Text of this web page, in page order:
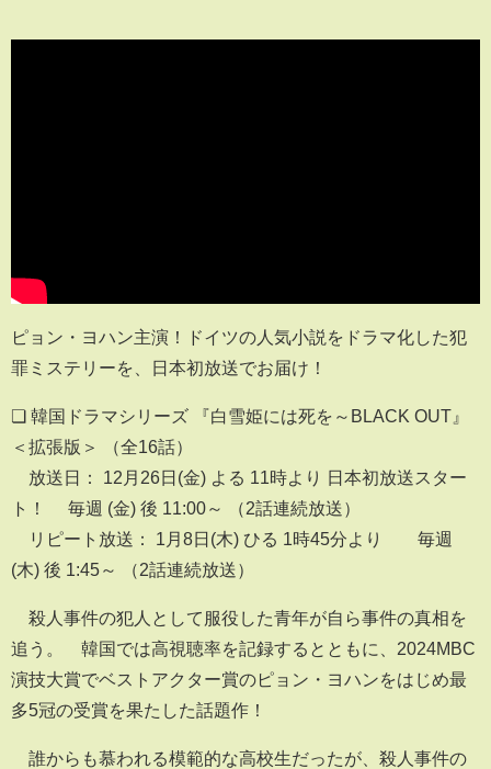
ピョン・ヨハン主演！ドイツの人気小説をドラマ化した犯
罪ミステリーを、日本初放送でお届け！
❏ 韓国ドラマシリーズ 『白雪姫には死を～BLACK OUT』
＜拡張版＞ （全16話）
放送日： 12月26日(金) よる 11時より 日本初放送スター
ト！ 毎週 (金) 後 11:00～ （2話連続放送）
リピート放送： 1月8日(木) ひる 1時45分より 毎週
(木) 後 1:45～ （2話連続放送）
殺人事件の犯人として服役した青年が自ら事件の真相を
追う。 韓国では高視聴率を記録するとともに、2024MBC
演技大賞でベストアクター賞のピョン・ヨハンをはじめ最
多5冠の受賞を果たした話題作！
誰からも慕われる模範的な高校生だったが、殺人事件の